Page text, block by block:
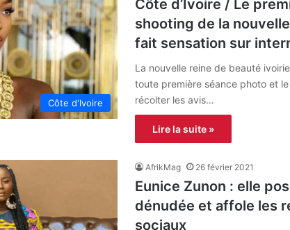
Côte d'Ivoire
Côte d’Ivoire / Le
shooting de la
fait sensation sur
La nouvelle reine de beauté
toute première séance photo et
récolter les avis…
Lire la suite »
AfrikMag 26 février 2021
Eunice Zunon : elle
dénudée et affole les
sociaux